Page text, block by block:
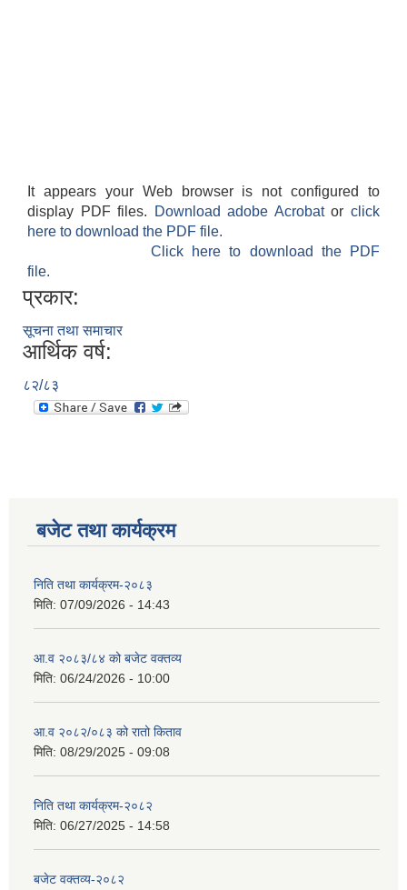
It appears your Web browser is not configured to
display PDF files.
Download adobe Acrobatorclick
here to download the PDF file.
Click here to download the PDF
file.
प्रकार:
सूचना तथा समाचार
आर्थिक वर्ष:
८२/८३
बजेट तथा कार्यक्रम
निति तथा कार्यक्रम-२०८३
मिति: 07/09/2026 - 14:43
आ.व २०८३/८४ को बजेट वक्तव्य
मिति: 06/24/2026 - 10:00
आ.व २०८२/०८३ को रातो किताव
मिति: 08/29/2025 - 09:08
निति तथा कार्यक्रम-२०८२
मिति: 06/27/2025 - 14:58
बजेट वक्तव्य-२०८२